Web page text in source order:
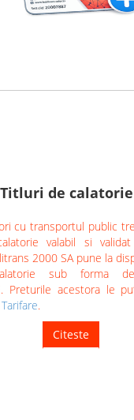
Titluri de calatorie
cu transportul public
valabil si
2000 SA pune la
sub forma de
Preturile acestora le
.
Citeste